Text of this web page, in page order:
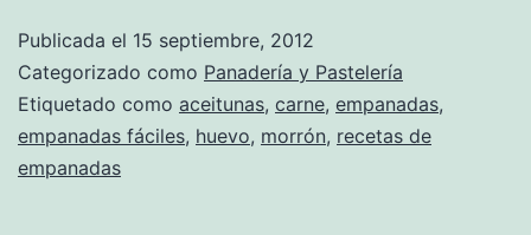
Publicada el 15 septiembre, 2012
Categorizado como Panadería y Pastelería
Etiquetado como aceitunas, carne, empanadas,
empanadas fáciles, huevo, morrón, recetas de
empanadas